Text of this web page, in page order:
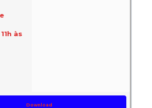
às
Download